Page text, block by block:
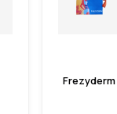
Frezyderm